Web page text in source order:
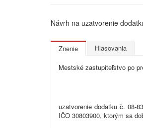
Návrh na uzatvorenie
Znenie Hlasovania
Mestské zastupiteľstvo po
uzatvorenie dodatku č. 08-
IČO 30803900, ktorým sa